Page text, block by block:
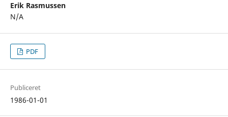
Erik Rasmussen
N/A
PDF
Publiceret
1986-01-01